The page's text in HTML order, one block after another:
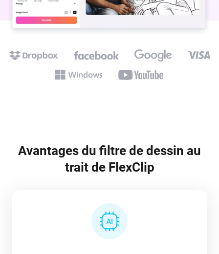
Avantages du filtre de dessin au
trait de FlexClip